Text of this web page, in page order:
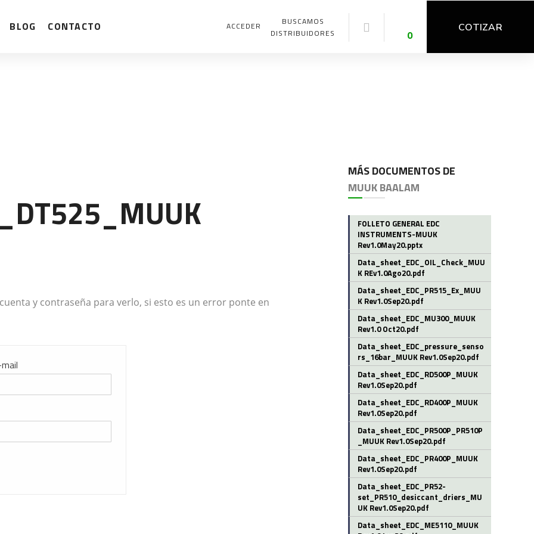
BLOG CONTACTO COTIZAR
0
ACCEDER
BUSCAMOS
DISTRIBUIDORES
y contraseña para verlo, si esto es un error ponte en
MÁS DOCUMENTOS DE
MUUK BAALAM
FOLLETO GENERAL EDC
INSTRUMENTS-MUUK
Rev1.0May20.pptx
Data_sheet_EDC_OIL_Check_MUU
K REv1.0Ago20.pdf
Data_sheet_EDC_PR515_Ex_MUU
K Rev1.0Sep20.pdf
Data_sheet_EDC_MU300_MUUK
Rev1.0 Oct20.pdf
Data_sheet_EDC_pressure_senso
rs_16bar_MUUK Rev1.0Sep20.pdf
Data_sheet_EDC_RD500P_MUUK
Rev1.0Sep20.pdf
Data_sheet_EDC_RD400P_MUUK
Rev1.0Sep20.pdf
Data_sheet_EDC_PR500P_PR510P
_MUUK Rev1.0Sep20.pdf
Data_sheet_EDC_PR400P_MUUK
Rev1.0Sep20.pdf
Data_sheet_EDC_PR52-
set_PR510_desiccant_driers_MU
UK Rev1.0Sep20.pdf
Data_sheet_EDC_ME5110_MUUK